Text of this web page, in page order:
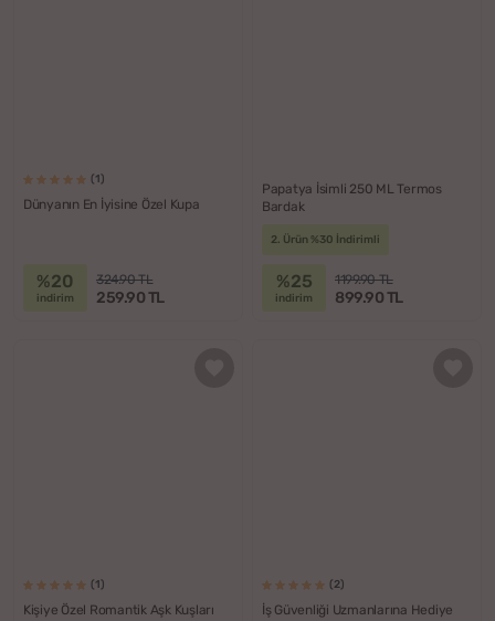
(1)
Dünyanın En İyisine Özel Kupa
%20
indirim
324.90 TL
259.90 TL
Papatya İsimli 250 ML Termos
Bardak
2. Ürün %30 İndirimli
%25
indirim
1199.90 TL
899.90 TL
(1)
Kişiye Özel Romantik Aşk Kuşları
(2)
İş Güvenliği Uzmanlarına Hediye